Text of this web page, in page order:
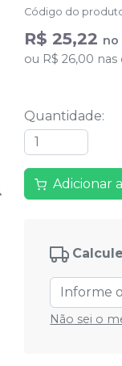
Código do
R$ 25,22 no
ou R$ 26,00 nas
Quantidade:
Adicionar
Não sei o